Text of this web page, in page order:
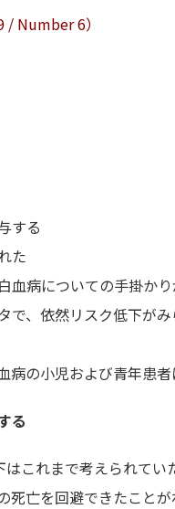
Number 6）
する
た
血病についての手掛か
で、依然リスク低下が
病の小児および青年患
る
これまで考えられて
亡を回避できたこと